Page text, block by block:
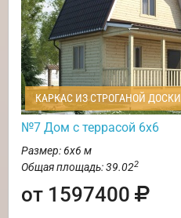
КАРКАС ИЗ СТРОГАНОЙ ДОСКИ
№7 Дом с террасой 6х6
Размер: 6х6 м
Общая площадь: 39.022
от 1597400